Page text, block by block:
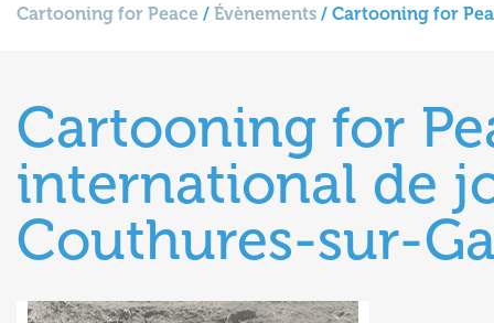
Cartooning for Peace / Évènements / Cartooning for
Cartooning for
international de
Couthures-sur-